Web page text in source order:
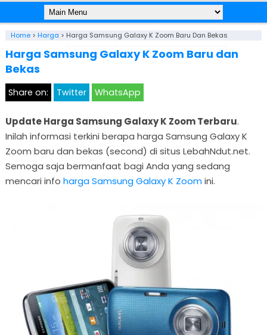
Home> Harga > Harga Samsung Galaxy K Zoom Baru Dan Bekas
Harga Samsung Galaxy K Zoom Baru dan
Bekas
Share on: Twitter WhatsApp
Update Harga Samsung Galaxy K Zoom Terbaru.
Inilah informasi terkini berapa harga Samsung Galaxy K
Zoom baru dan bekas (second) di situs LebahNdut.net.
Semoga saja bermanfaat bagi Anda yang sedang
mencari info harga Samsung Galaxy K Zoomini.